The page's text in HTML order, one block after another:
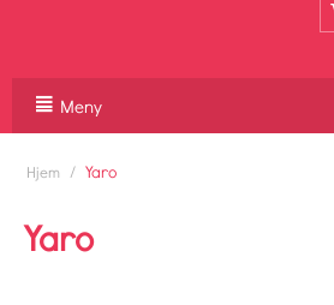
Meny
Hjem / Yaro
Yaro